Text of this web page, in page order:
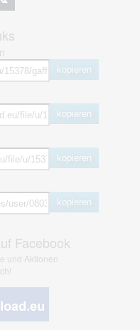
kopieren
kopieren
kopieren
kopieren
Facebook
und Aktionen